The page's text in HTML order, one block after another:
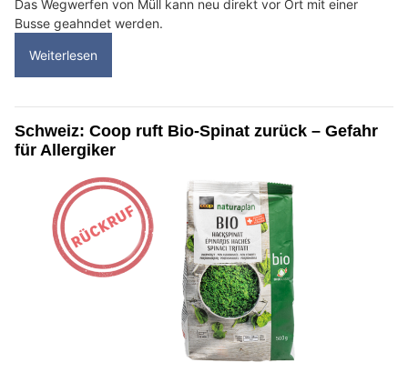
Das Wegwerfen von Müll kann neu direkt vor Ort mit einer
Busse geahndet werden.
Weiterlesen
Schweiz: Coop ruft Bio-Spinat zurück – Gefahr
für Allergiker